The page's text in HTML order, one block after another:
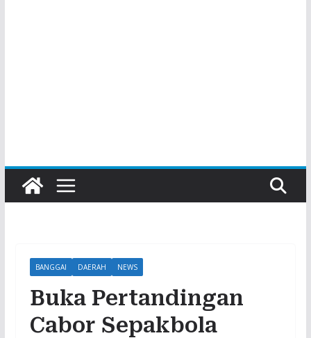
BANGGAI DAERAH NEWS
Buka Pertandingan
Cabor Sepakbola